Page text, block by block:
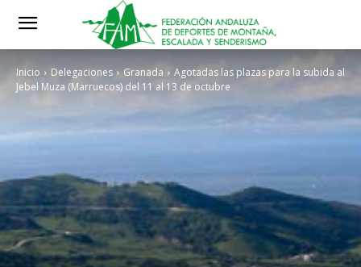
Inicio Delegaciones Granada
Agotadas las plazas para la subida al
Jebel Muza (Marruecos) del 11 al 13 de octubre